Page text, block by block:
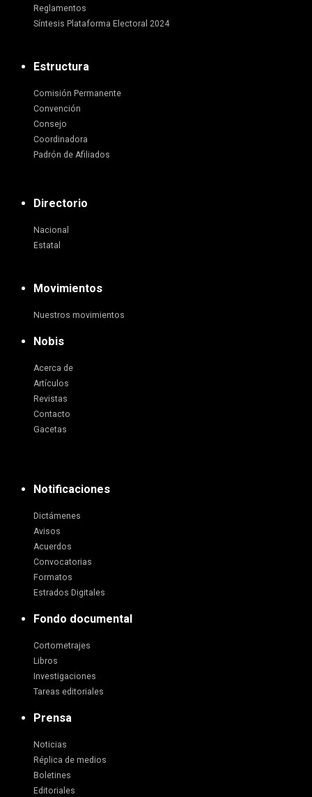
Reglamentos
Síntesis Plataforma Electoral 2024
Estructura
Comisión Permanente
Convención
Consejo
Coordinadora
Padrón de Afiliados
Directorio
Nacional
Estatal
Movimientos
Nuestros movimientos
Nobis
Acerca de
Artículos
Revistas
Contacto
Gacetas
Notificaciones
Dictámenes
Avisos
Acuerdos
Convocatorias
Formatos
Estrados Digitales
Fondo documental
Cortometrajes
Libros
Investigaciones
Tareas editoriales
Prensa
Noticias
Réplica de medios
Boletines
Editoriales